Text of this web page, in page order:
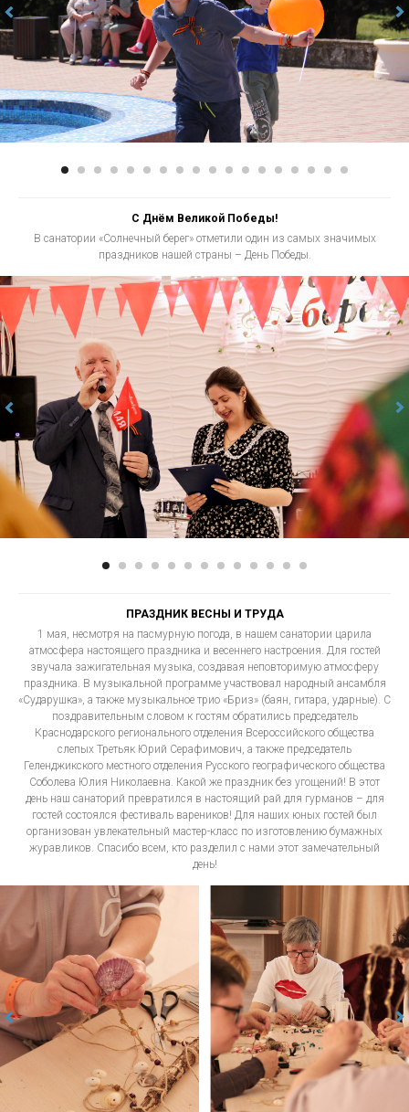
С Днём Великой Победы!
В санатории «Солнечный берег» отметили один из самых значимых
праздников нашей страны – День Победы.
ПРАЗДНИК ВЕСНЫ И ТРУДА
1 мая, несмотря на пасмурную погода, в нашем санатории царила
атмосфера настоящего праздника и весеннего настроения. Для гостей
звучала зажигательная музыка, создавая неповторимую атмосферу
праздника. В музыкальной программе участвовал народный ансамбля
«Сударушка», а также музыкальное трио «Бриз» (баян, гитара, ударные). С
поздравительным словом к гостям обратились председатель
Краснодарского регионального отделения Всероссийского общества
слепых Третьяк Юрий Серафимович, а также председатель
Геленджикского местного отделения Русского географического общества
Соболева Юлия Николаевна. Какой же праздник без угощений! В этот
день наш санаторий превратился в настоящий рай для гурманов – для
гостей состоялся фестиваль вареников! Для наших юных гостей был
организован увлекательный мастер-класс по изготовлению бумажных
журавликов. Спасибо всем, кто разделил с нами этот замечательный
день!